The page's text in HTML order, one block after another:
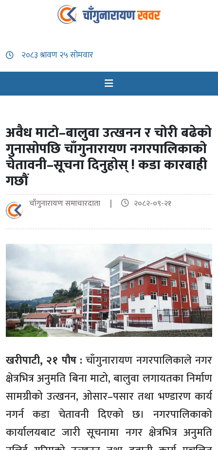
अवैध माटो–बालुवा उत्खनन र चोरी बढेको
गुनासोपछि चाँगुनारायण नगरपालिकाको
चेतावनी–सूचना दिनुहोस् ! कडा कारबाही
गछौं
चाँगुनारायण समाचारदाता | २०८२-०९-२१
खरीपाटी, २१ पौष :चाँगुनारायण नगरपालिकाले नगर
क्षेत्रभित्र अनुमति बिना माटो, बालुवा लगायतका निर्माण
सामग्रीको उत्खनन, ओसार–पसार तथा भण्डारण कार्य
नगर्न कडा चेतावनी दिएको छ। नगरपालिकाको
कार्यालयबाट जारी सूचनामा नगर क्षेत्रभित्र अनुमति